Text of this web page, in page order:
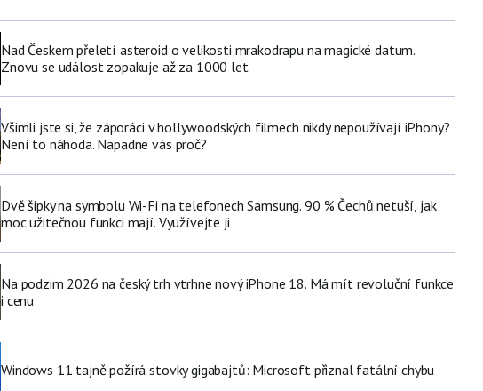
Nad Českem přeletí asteroid o velikosti mrakodrapu na magické datum.
Znovu se událost zopakuje až za 1000 let
Všimli jste si, že záporáci v hollywoodských filmech nikdy nepoužívají iPhony?
Není to náhoda. Napadne vás proč?
Dvě šipky na symbolu Wi-Fi na telefonech Samsung. 90 % Čechů netuší, jak
moc užitečnou funkci mají. Využívejte ji
Na podzim 2026 na český trh vtrhne nový iPhone 18. Má mít revoluční funkce
i cenu
Windows 11 tajně požírá stovky gigabajtů: Microsoft přiznal fatální chybu